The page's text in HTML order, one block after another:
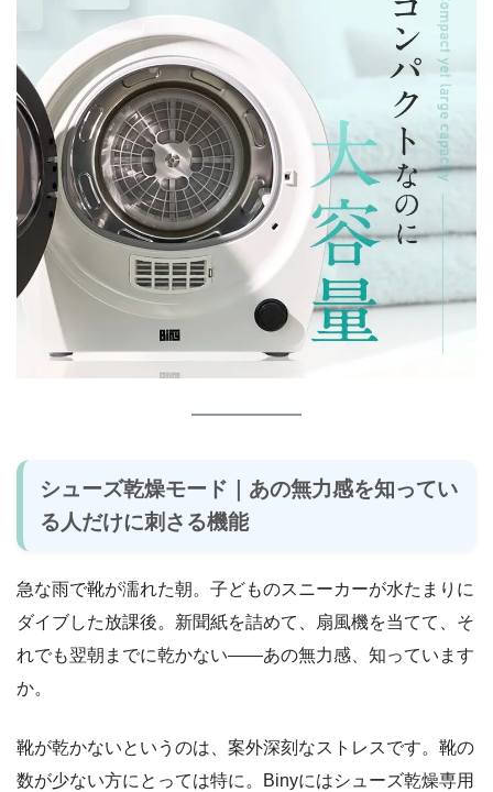
シューズ乾燥モード｜あの無力感を知ってい
る人だけに刺さる機能
急な雨で靴が濡れた朝。子どものスニーカーが水たまりに
ダイブした放課後。新聞紙を詰めて、扇風機を当てて、そ
れでも翌朝までに乾かない――あの無力感、知っています
か。
靴が乾かないというのは、案外深刻なストレスです。靴の
数が少ない方にとっては特に。Binyにはシューズ乾燥専用